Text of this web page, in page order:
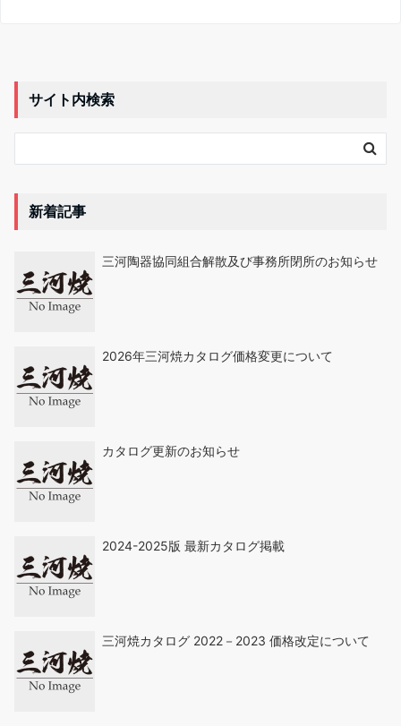
サイト内検索
新着記事
三河陶器協同組合解散及び事務所閉所のお知らせ
2026年三河焼カタログ価格変更について
カタログ更新のお知らせ
2024-2025版 最新カタログ掲載
三河焼カタログ 2022－2023 価格改定について